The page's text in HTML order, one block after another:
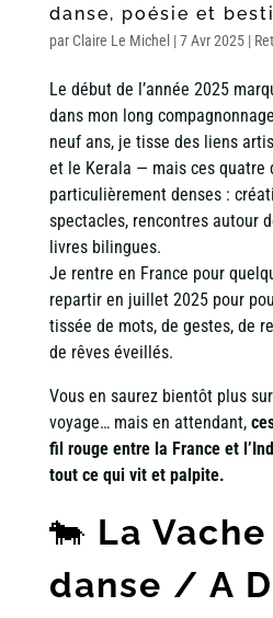
danse, poésie et
par Claire Le Michel |7 Avr 2025|
Le début de l’année 2025
dans mon long
neuf ans, je tisse des liens
et le Kerala — mais ces quatre
particulièrement denses :
spectacles, rencontres autour
livres bilingues.
Je rentre en France pour
repartir en juillet 2025 pour
tissée de mots, de gestes, de
de rêves éveillés.
Vous en saurez bientôt plus
voyage… mais en attendant,
fil rouge entre la France et
tout ce qui vit et palpite.
🐄 La
danse / A